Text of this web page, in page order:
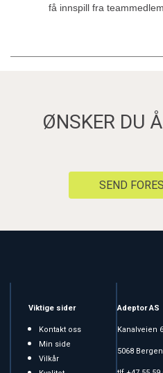
få innspill fra
ØNSKER DU
SEND
Viktige sider
Kontakt oss
Min side
Vilkår
Adeptor AS
Kanalveien
5068 Bergen